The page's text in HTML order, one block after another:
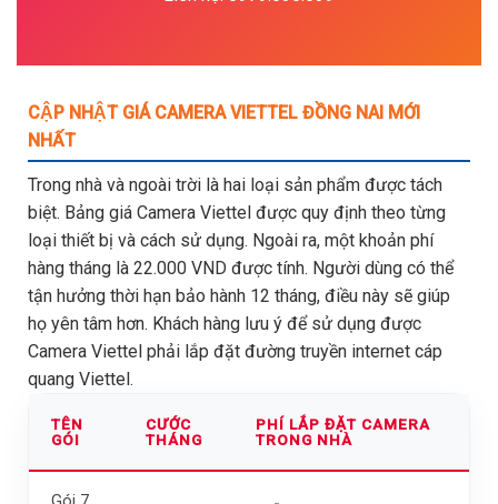
CẬP NHẬT GIÁ CAMERA VIETTEL ĐỒNG NAI MỚI
NHẤT
Trong nhà và ngoài trời là hai loại sản phẩm được tách
biệt. Bảng giá Camera Viettel được quy định theo từng
loại thiết bị và cách sử dụng. Ngoài ra, một khoản phí
hàng tháng là 22.000 VND được tính. Người dùng có thể
tận hưởng thời hạn bảo hành 12 tháng, điều này sẽ giúp
họ yên tâm hơn. Khách hàng lưu ý để sử dụng được
Camera Viettel phải lắp đặt đường truyền internet cáp
quang Viettel.
TÊN
GÓI
CƯỚC
THÁNG
PHÍ LẮP ĐẶT CAMERA
TRONG NHÀ